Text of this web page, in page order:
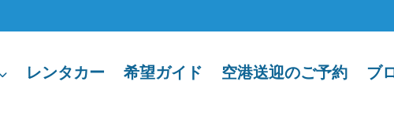
レンタカー 希望ガイド 空港送迎のご予約 ブ